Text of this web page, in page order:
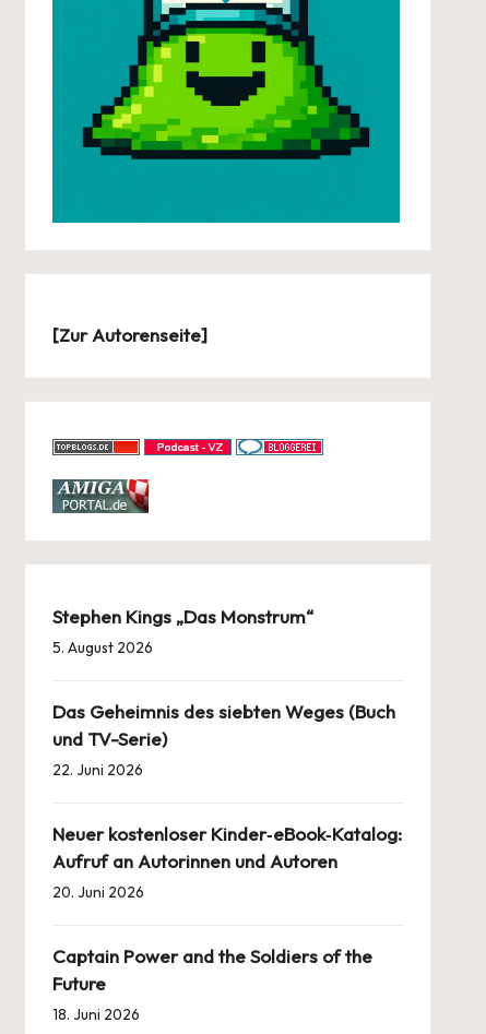
[Zur Autorenseite]
Stephen Kings „Das Monstrum“
5. August 2026
Das Geheimnis des siebten Weges (Buch
und TV-Serie)
22. Juni 2026
Neuer kostenloser Kinder‑eBook‑Katalog:
Aufruf an Autorinnen und Autoren
20. Juni 2026
Captain Power and the Soldiers of the
Future
18. Juni 2026